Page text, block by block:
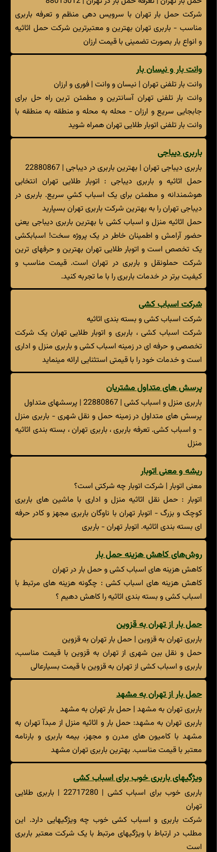
شرکت حمل بار تهران با سرویس دهی منظم و تعرفه باربری
مناسب - باربری تهران بهترین و معتبرترین شرکت حمل اثاثیه
و انواع بار بصورت تضمینی با قیمت ارزان
وانت بار و نیسان بار
وانت بار تلفنی تهران | نیسان و وانت | فوری و ارزان
وانت بار تلفنی تهران آسانترین و مطمئن ترین راه حل برای
جابجایی سریع و ارزان - محله به محله و منطقه به منطقه با
وانت بار تلفنی اتوبار طلایی تهران همراه شوید
باربری دیباجی
باربری دیباجی تهران | بهترین باربری در دیباجی | 22880867
حمل اثاثیه و باربری دیباجی : اتوبار طلایی تهران انتخابی
هوشمندانه و مطمئن برای یک اسباب کشیِ سریع. باربری در
دیباجی تهران را به بهترین شرکت باربری تهران بسپارید
حمل اثاثیه منزل و اسباب کشی با بهترین باربری دیباجی یعنی
حضور آرامش و اطمینان خاطر در یک پروژه سخت! اسباب‎کشی
یک تخصص است و اتوبار طلایی تهران بهترین و حرفه‎ای ترین
شرکت حمل‎ونقل و باربری در تهران است. قیمت مناسب و
کیفیت برتر در خدمات باربری را با ما تجربه کنید.
شرکت اسباب کشی
شرکت اسباب کشی و بسته بندی اثاثیه
شرکت اسباب کشی ، باربری و اتوبار طلایی تهران یک شرکت
تخصصی و حرفه ای در زمینه اسباب کشی و باربری منزل و اداری
است و خدمات خود را با قیمتی استثنایی ارائه مینماید
پرسش های متداول مشتریان
باربری منزل و اسباب کشی | 22880867 | پرسشهای متداول
پرسش های متداول در زمینه حمل و نقل شهری - باربری منزل
- و اسباب کشی. تعرفه باربری ، باربری تهران ، بسته بندی اثاثیه
منزل
ریشه و معنی اتوبار
معنی اتوبار | شرکت اتوبار چه شرکتی است؟
اتوبار : حمل نقل اثاثیه منزل و اداری با ماشین های باربری
کوچک و بزرگ - اتوبار تهران با ناوگان باربری مجهز و کادر حرفه
ای بسته بندی اثاثیه. اتوبار تهران - باربری
روش‌های کاهش هزینه حمل بار
کاهش هزینه های اسباب کشی و حمل بار در تهران
کاهش هزینه های اسباب کشی : چگونه هزینه های مرتبط با
اسباب کشی و بسته بندی اثاثیه را کاهش دهیم ؟
حمل بار از تهران به قزوین
باربری تهران به قزوین | حمل بار تهران به قزوین
حمل و نقل بین شهری از تهران به قزوین با قیمت مناسب،
باربری و اسباب کشی از تهران به قزوین با قیمت بسیارعالی
حمل بار از تهران به مشهد
باربری تهران به مشهد | حمل بار تهران به مشهد
باربری تهران به مشهد: حمل بار و اثاثیه منزل از مبدآ تهران به
مشهد با کامیون های مدرن و مجهز، بیمه باربری و بارنامه
معتبر با قیمت مناسب. بهترین باربری تهران مشهد
ویژگیهای باربری خوب برای اسباب کشی
باربری خوب برای اسباب کشی | 22717280 | باربری طلایی
تهران
شرکت باربری و اسباب کشی خوب چه ویژگیهایی دارد. این
مطلب در ارتباط با ویژگیهای مرتبط با یک شرکت معتبر باربری
است